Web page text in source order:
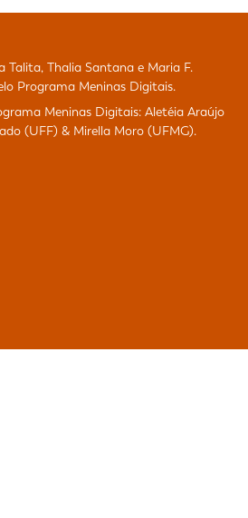
Talita, Thalia Santana e Maria F.
Programa Meninas Digitais.
Meninas Digitais: Aletéia Araújo
(UFF) & Mirella Moro (UFMG).